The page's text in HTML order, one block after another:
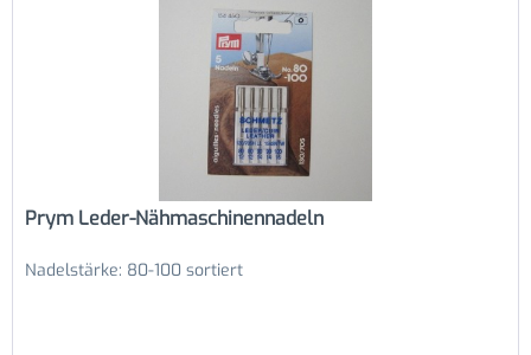
Prym Leder-Nähmaschinennadeln
Nadelstärke: 80-100 sortiert